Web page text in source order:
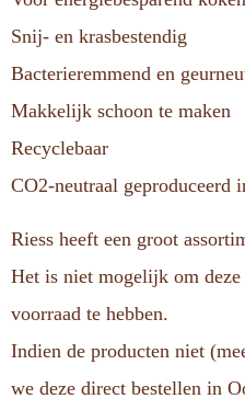
Snij- en krasbestendig
Bacterieremmend en
Makkelijk schoon te maken
Recyclebaar
CO2-neutraal geproduceerd
Riess heeft een groot
Het is niet mogelijk om
voorraad te hebben.
Indien de producten niet
we deze direct bestellen in